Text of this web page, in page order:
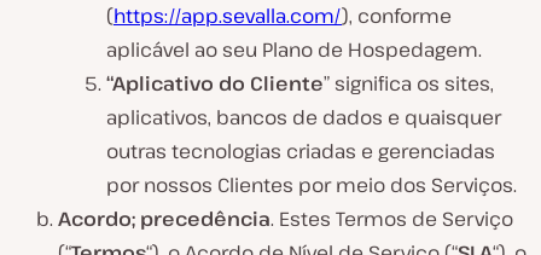
(https://app.sevalla.com/), conforme
aplicável ao seu Plano de Hospedagem.
“Aplicativo do Cliente” significa os sites,
aplicativos, bancos de dados e quaisquer
outras tecnologias criadas e gerenciadas
por nossos Clientes por meio dos Serviços.
Acordo; precedência. Estes Termos de Serviço